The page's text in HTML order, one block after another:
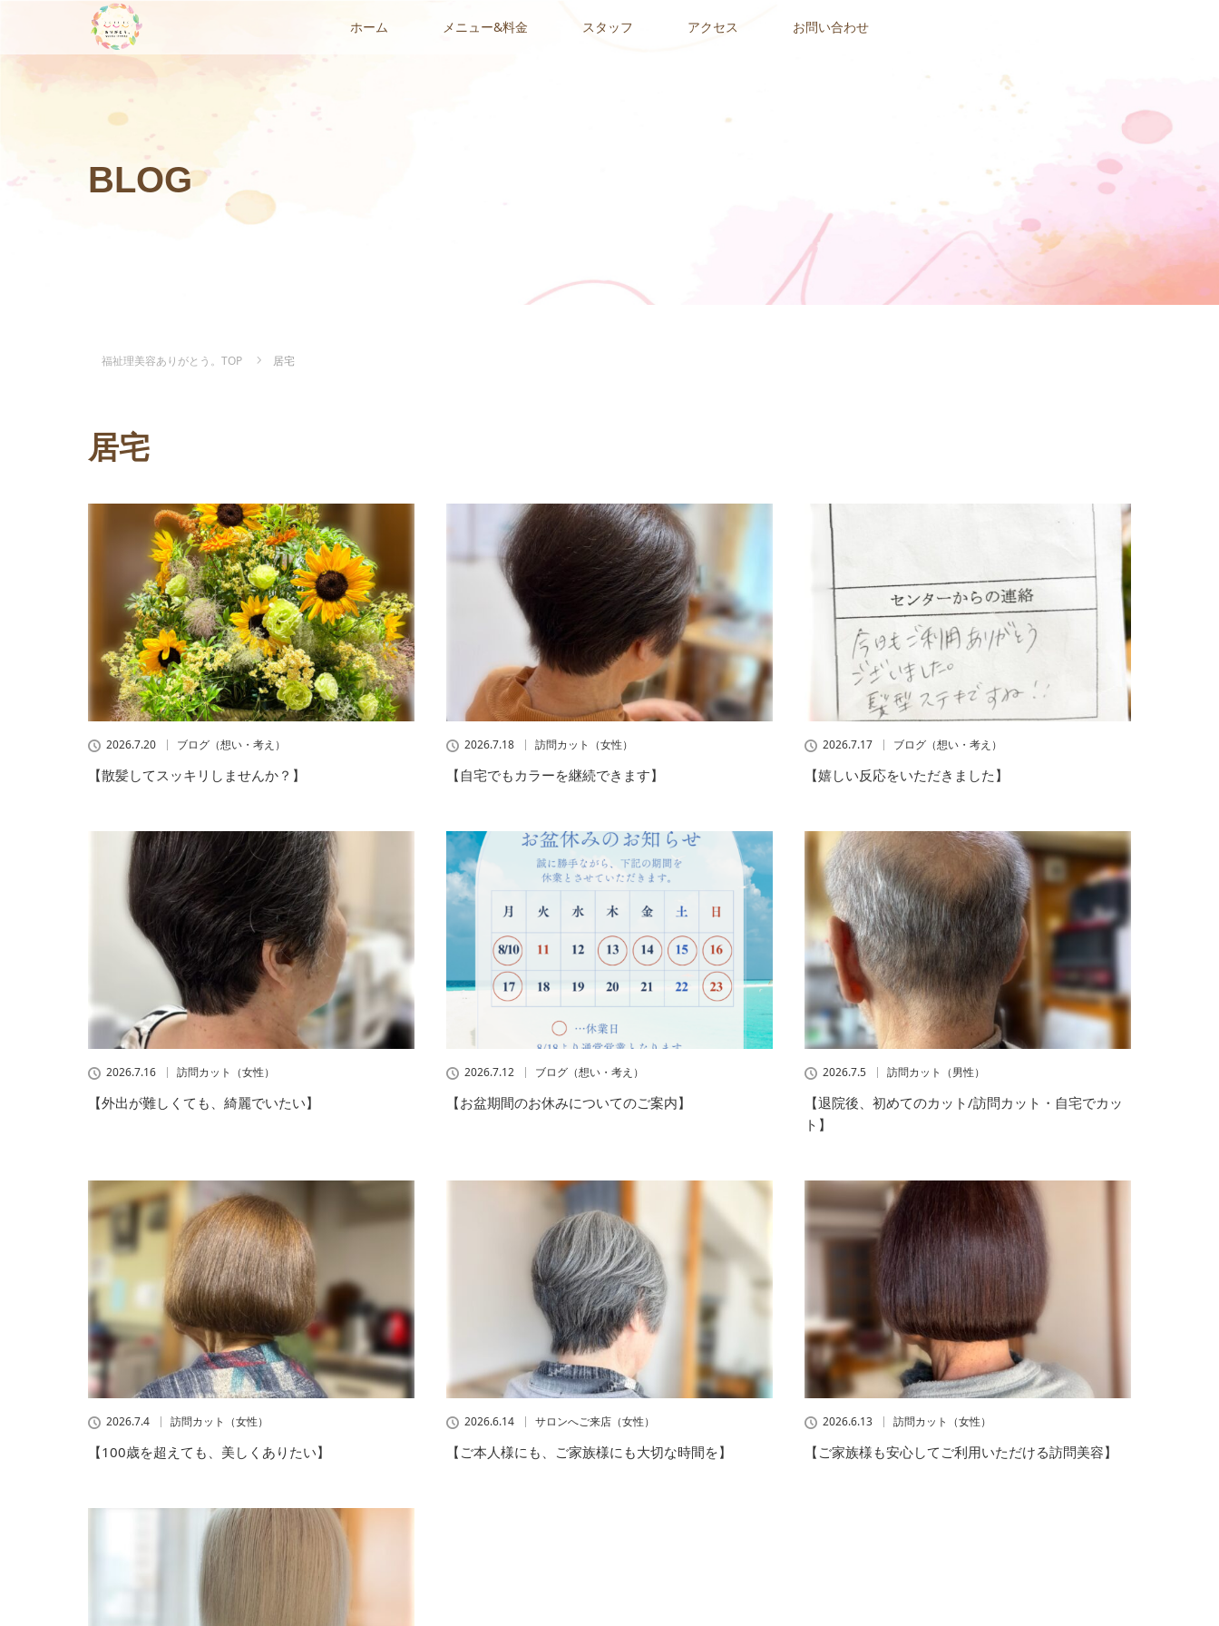
ホーム メニュー&料金 スタッフ アクセス お問い合わせ
BLOG
福祉理美容ありがとう。TOP 居宅
居宅
2026.7.20 ブログ（想い・考え）
【散髪してスッキリしませんか？】
2026.7.18 訪問カット（女性）
【自宅でもカラーを継続できます】
2026.7.17 ブログ（想い・考え）
【嬉しい反応をいただきました】
2026.7.16 訪問カット（女性）
【外出が難しくても、綺麗でいたい】
2026.7.12 ブログ（想い・考え）
【お盆期間のお休みについてのご案内】
2026.7.5 訪問カット（男性）
【退院後、初めてのカット/訪問カット・自宅でカッ
ト】
2026.7.4 訪問カット（女性）
【100歳を超えても、美しくありたい】
2026.6.14 サロンへご来店（女性）
【ご本人様にも、ご家族様にも大切な時間を】
2026.6.13 訪問カット（女性）
【ご家族様も安心してご利用いただける訪問美容】